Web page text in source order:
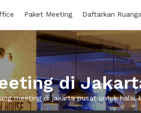
Paket Meeting Daftarkan
di
meeting di jakarta pusat untuk halal